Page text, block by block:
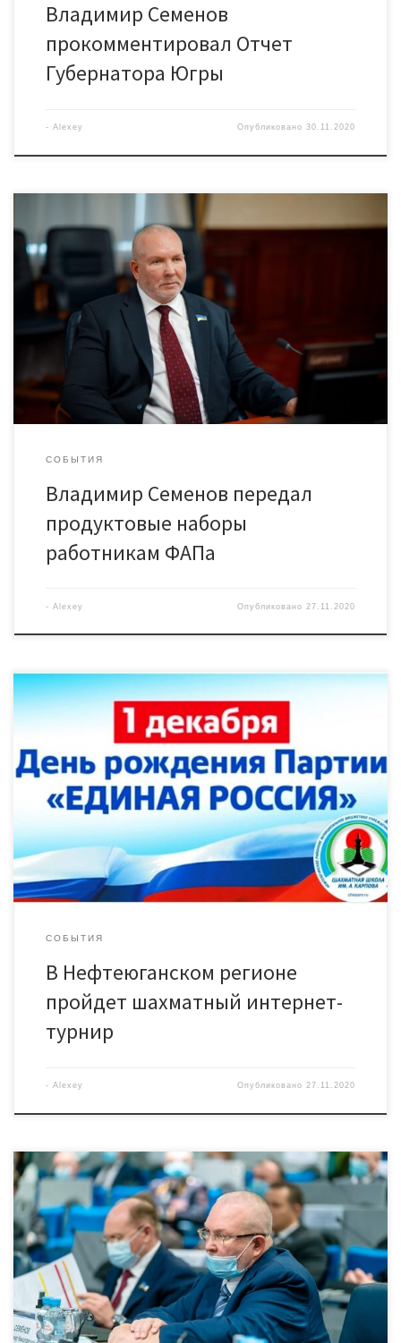
Владимир Семенов
прокомментировал Отчет
Губернатора Югры
- Alexey Опубликовано30.11.2020
В рамках волонтерской кампании, инициатором которой
выступило региональное отделение партии «Единая Россия»,
депутат Думы Югры Владимир Семенов посетил
фельдшерско-акушерский пункт сельского поселения
Лемпино Нефтеюганского района. ФАП является
единственным учреждением здравоохранения в радиусе 50
километров — до ближайшей больницы в Пойковском больше
получаса езды. Персонал медучреждения насчитывает три
человека, включая заведующую — Зою Утепову, […]
СОБЫТИЯ
Владимир Семенов передал
продуктовые наборы
работникам ФАПа
- Alexey Опубликовано 27.11.2020
С 1 по 5 декабря на интернет-портале «Шахматная планета»
пройдет онлайн-турнир по блицу, посвященный Дню
рождения всероссийской политической партии «Единая
Россия». Соревнования организованы при поддержке
депутата Думы Югры Владимира Семенова, секретаря
местного отделения партии Галины Лапковской, Думы
Нефтеюганского района, «Шахматной школы имени Анатолия
Карпова». Участие в турнире могут принять все желающие
жители […]
СОБЫТИЯ
В Нефтеюганском регионе
пройдет шахматный интернет-
турнир
- Alexey Опубликовано27.11.2020
На сегодняшнем заседании Думы Югры депутаты внесли
поправки в закон «Об Общественной палате», распространив
запрет на членство в общественной палате на всех
депутатов законодательных собраний. Ранее этот запрет
касался только депутатов, замещающих государственные
должности субъектов Российской Федерации. Владимир
Семенов – председатель Комитета Думы Югры по
законодательству, вопросам государственной власти и […]